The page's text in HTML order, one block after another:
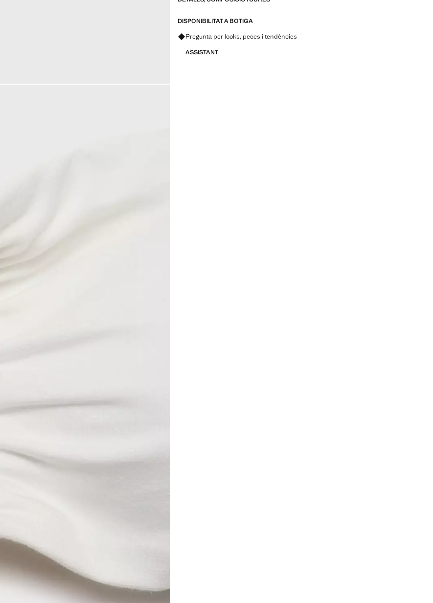
DISPONIBILITAT A BOTIGA
Pregunta per looks, peces i tendències
ASSISTANT